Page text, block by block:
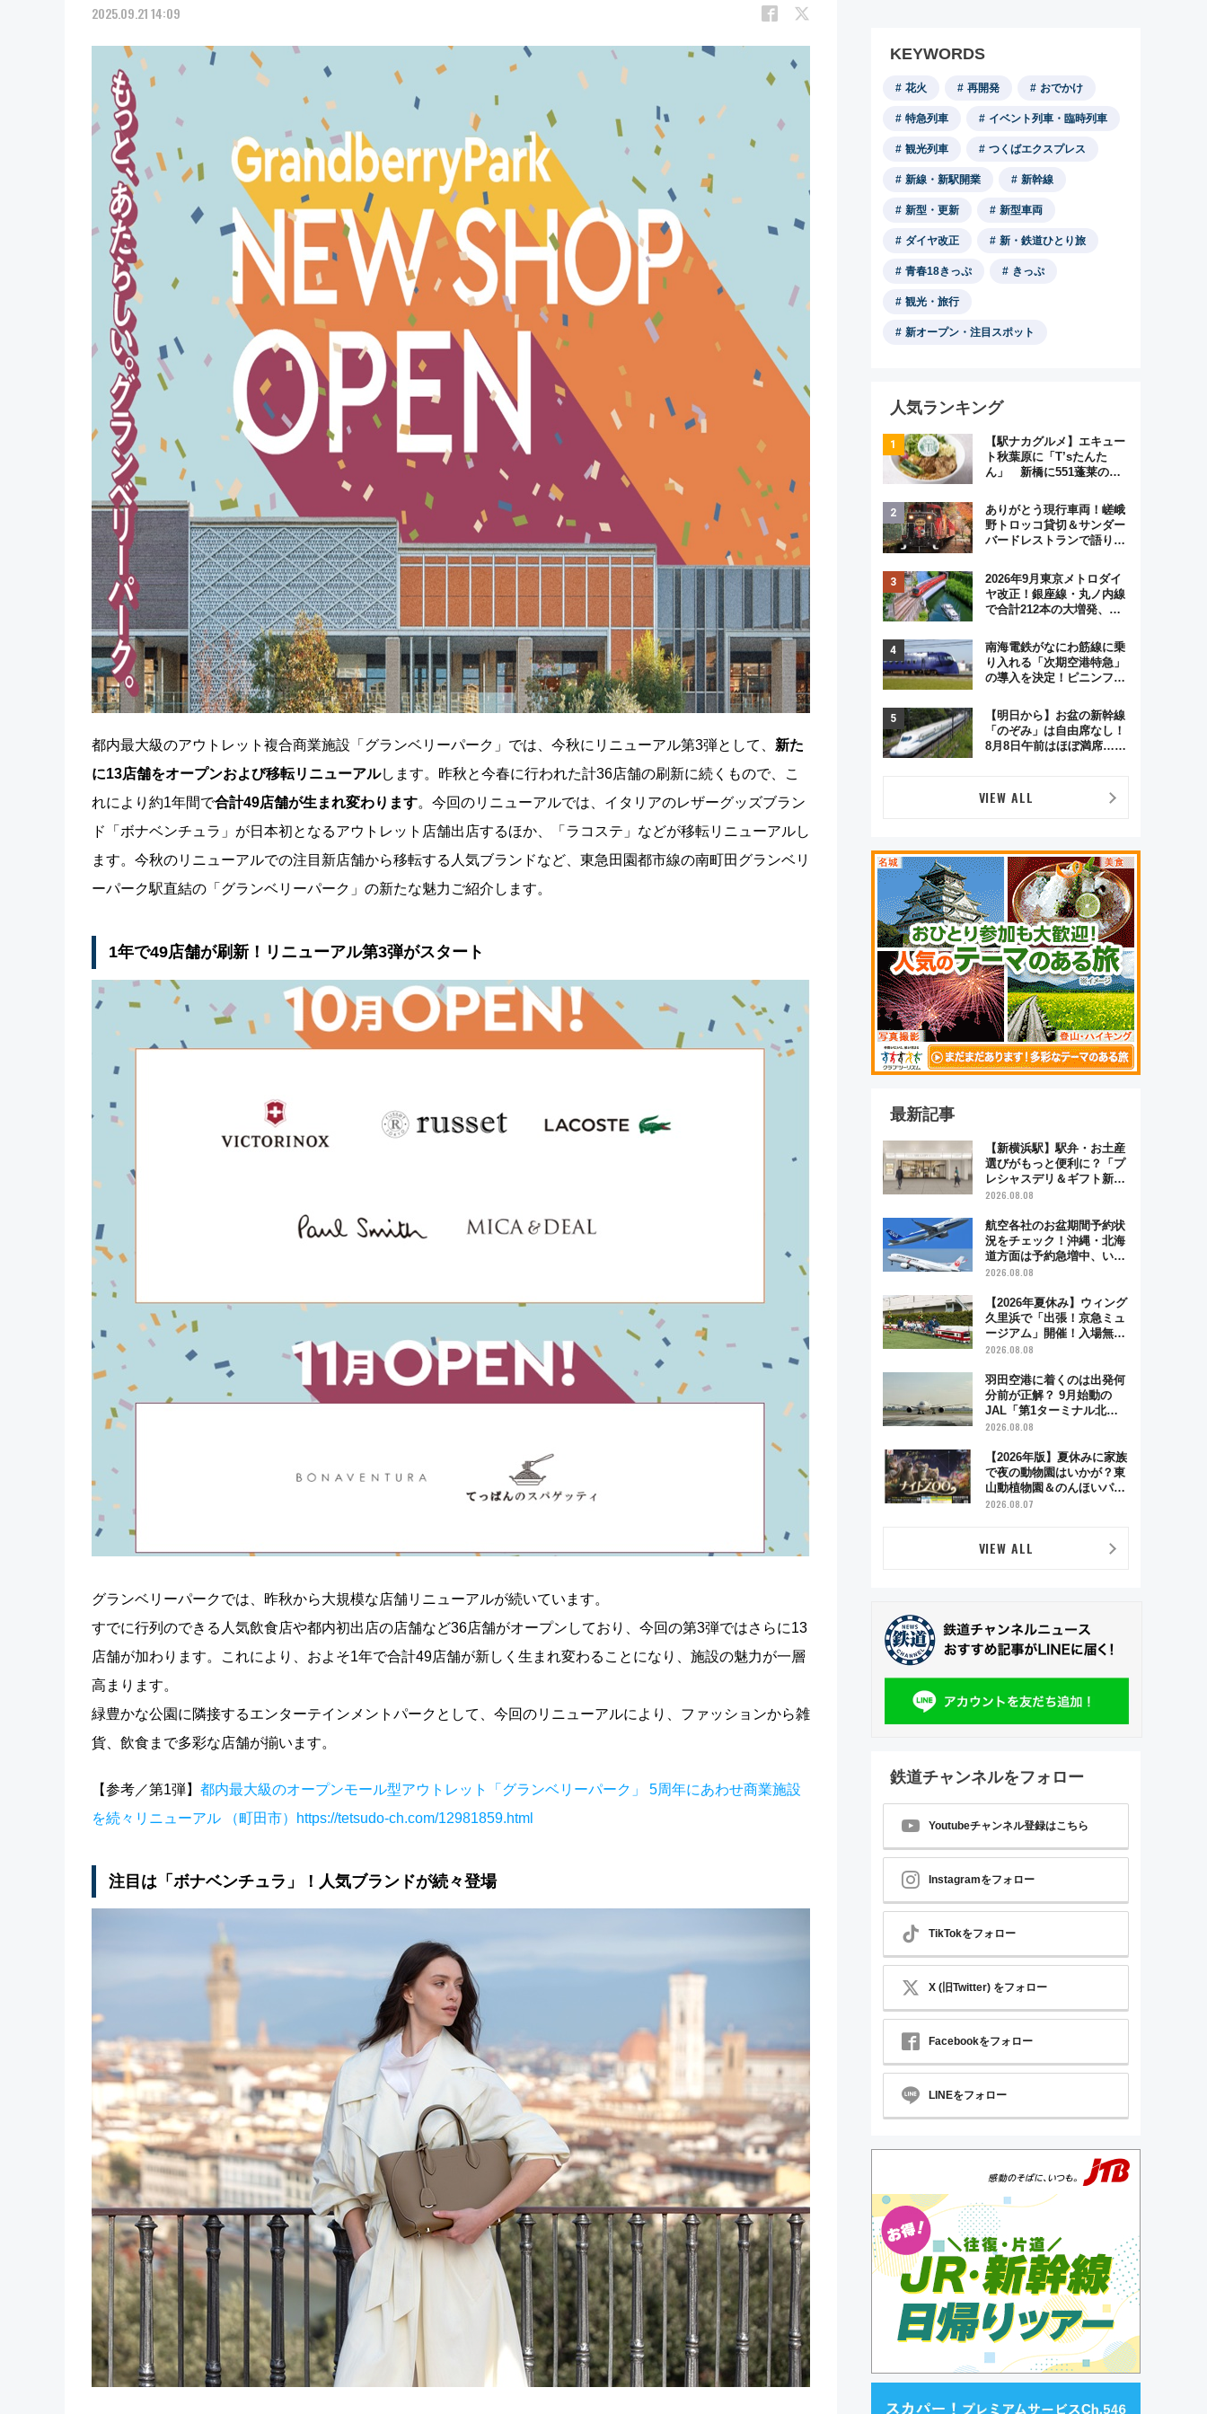
2025.09.21 14:09
都内最大級のアウトレット複合商業施設「グランベリーパーク」では、今秋にリニューアル第3弾として、 新た
に13店舗をオープンおよび移転リニューアルします。昨秋と今春に行われた計36店舗の刷新に続くもので、こ
れにより約1年間で合計49店舗が生まれ変わります。今回のリニューアルでは、イタリアのレザーグッズブラン
ド「ボナベンチュラ」が日本初となるアウトレット店舗出店するほか、「ラコステ」などが移転リニューアルし
ます。今秋のリニューアルでの注目新店舗から移転する人気ブランドなど、東急田園都市線の南町田グランベリ
ーパーク駅直結の「グランベリーパーク」の新たな魅力ご紹介します。
1年で49店舗が刷新！リニューアル第3弾がスタート
グランベリーパークでは、昨秋から大規模な店舗リニューアルが続いています。
すでに行列のできる人気飲食店や都内初出店の店舗など36店舗がオープンしており、今回の第3弾ではさらに13
店舗が加わります。これにより、およそ1年で合計49店舗が新しく生まれ変わることになり、施設の魅力が一層
高まります。
緑豊かな公園に隣接するエンターテインメントパークとして、今回のリニューアルにより、ファッションから雑
貨、飲食まで多彩な店舗が揃います。
【参考／第1弾】 都内最大級のオープンモール型アウトレット「グランベリーパーク」 5周年にあわせ商業施設
を続々リニューアル （町田市）https://tetsudo-ch.com/12981859.html
注目は「ボナベンチュラ」！人気ブランドが続々登場
KEYWORDS
花火 再開発 おでかけ
特急列車 イベント列車・臨時列車
観光列車 つくばエクスプレス
新線・新駅開業 新幹線
新型・更新 新型車両
ダイヤ改正 新・鉄道ひとり旅
青春18きっぷ きっぷ
観光・旅行
新オープン・注目スポット
人気ランキング
【駅ナカグルメ】エキュー
ト秋葉原に「T’sたんた
ん」 新橋に551蓬莱の
オムライス専門店「肉とた
まご」新グルメ続々登場！
【2026年8月】
ありがとう現行車両！嵯峨
野トロッコ貸切＆サンダー
バードレストランで語り合
原トシヒロと行く！9月13
日「京都の鉄道満喫ツア
ー」開催
2026年9月東京メトロダイ
ヤ改正！銀座線・丸ノ内線
で合計212本の大増発、混
南海電鉄がなにわ筋線に乗
り入れる「次期空港特急」
の導入を決定！ピニンファ
デザイン
【明日から】お盆の新幹線
「のぞみ」は自由席なし！
8月8日午前はほぼ満席…で
「空席」探しのコツ
VIEW ALL
最新記事
【新横浜駅】駅弁・お土産
選びがもっと便利に？「プ
レシャスデリ＆ギフト新横
浜」がオープン 場所や営
2026.08.08
航空各社のお盆期間予約状
況をチェック！沖縄・北海
道方面は予約急増中、いま
から狙うべき日は？
2026.08.08
【2026年夏休み】ウィング
久里浜で「出張！京急ミュ
ージアム」開催！入場無料
でスタンプラリーや子ども
2026.08.08
羽田空港に着くのは出発何
分前が正解？ 9月始動の
JAL「第1ターミナル北側
サテライト」は徒歩1キロ
点まとめ
2026.08.08
【2026年版】夏休みに家族
で夜の動物園はいかが？東
山動植物園＆のんほいパー
ク「ナイトZOO」開催情報
2026.08.07
VIEW ALL
鉄道チャンネルをフォロー
Youtubeチャンネル登録はこちら
Instagramをフォロー
TikTokをフォロー
X (旧Twitter) をフォロー
Facebookをフォロー
LINEをフォロー